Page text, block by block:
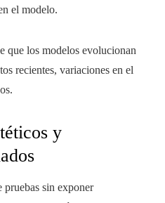
el modelo.
que los modelos evolucionan
recientes, variaciones en el
y
pruebas sin exponer